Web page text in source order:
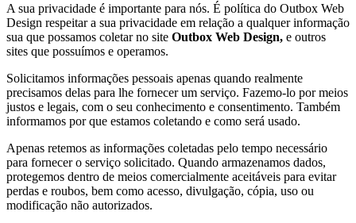
A sua privacidade é importante para nós. É política do Outbox Web
Design respeitar a sua privacidade em relação a qualquer informação
sua que possamos coletar no site Outbox Web Design, e outros
sites que possuímos e operamos.
Solicitamos informações pessoais apenas quando realmente
precisamos delas para lhe fornecer um serviço. Fazemo-lo por meios
justos e legais, com o seu conhecimento e consentimento. Também
informamos por que estamos coletando e como será usado.
Apenas retemos as informações coletadas pelo tempo necessário
para fornecer o serviço solicitado. Quando armazenamos dados,
protegemos dentro de meios comercialmente aceitáveis ​​para evitar
perdas e roubos, bem como acesso, divulgação, cópia, uso ou
modificação não autorizados.